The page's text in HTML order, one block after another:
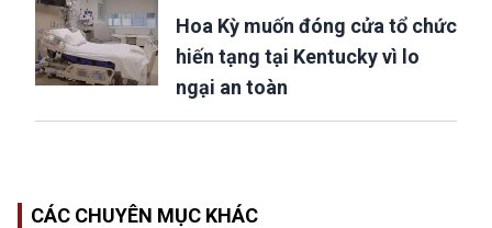
Hoa Kỳ muốn đóng cửa tổ chức
hiến tạng tại Kentucky vì lo
ngại an toàn
CÁC CHUYÊN MỤC KHÁC